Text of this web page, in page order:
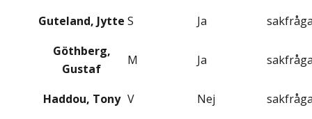
Guteland, Jytte S Ja
Göthberg,
Gustaf
M Ja
Haddou, Tony V Nej